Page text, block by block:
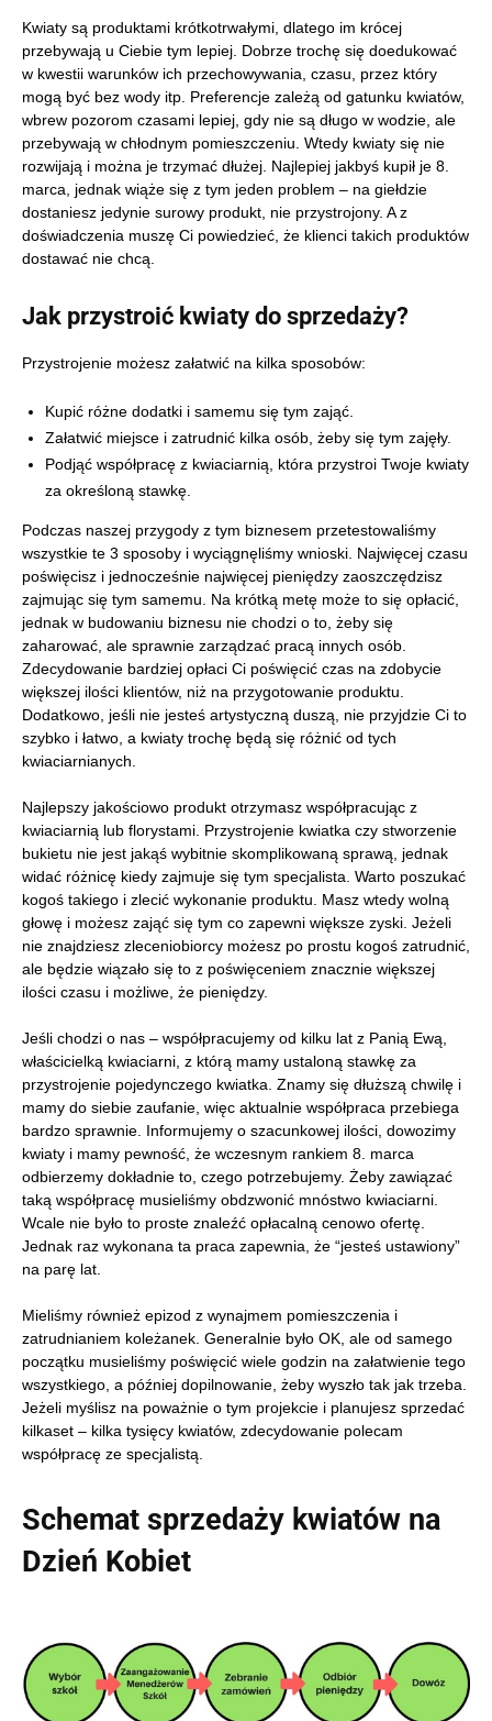
Kwiaty są produktami krótkotrwałymi, dlatego im krócej
przebywają u Ciebie tym lepiej. Dobrze trochę się doedukować
w kwestii warunków ich przechowywania, czasu, przez który
mogą być bez wody itp. Preferencje zależą od gatunku kwiatów,
wbrew pozorom czasami lepiej, gdy nie są długo w wodzie, ale
przebywają w chłodnym pomieszczeniu. Wtedy kwiaty się nie
rozwijają i można je trzymać dłużej. Najlepiej jakbyś kupił je 8.
marca, jednak wiąże się z tym jeden problem – na giełdzie
dostaniesz jedynie surowy produkt, nie przystrojony. A z
doświadczenia muszę Ci powiedzieć, że klienci takich produktów
dostawać nie chcą.
Jak przystroić kwiaty do sprzedaży?
Przystrojenie możesz załatwić na kilka sposobów:
Kupić różne dodatki i samemu się tym zająć.
Załatwić miejsce i zatrudnić kilka osób, żeby się tym zajęły.
Podjąć współpracę z kwiaciarnią, która przystroi Twoje kwiaty
za określoną stawkę.
Podczas naszej przygody z tym biznesem przetestowaliśmy
wszystkie te 3 sposoby i wyciągnęliśmy wnioski. Najwięcej czasu
poświęcisz i jednocześnie najwięcej pieniędzy zaoszczędzisz
zajmując się tym samemu. Na krótką metę może to się opłacić,
jednak w budowaniu biznesu nie chodzi o to, żeby się
zaharować, ale sprawnie zarządzać pracą innych osób.
Zdecydowanie bardziej opłaci Ci poświęcić czas na zdobycie
większej ilości klientów, niż na przygotowanie produktu.
Dodatkowo, jeśli nie jesteś artystyczną duszą, nie przyjdzie Ci to
szybko i łatwo, a kwiaty trochę będą się różnić od tych
kwiaciarnianych.
Najlepszy jakościowo produkt otrzymasz współpracując z
kwiaciarnią lub florystami. Przystrojenie kwiatka czy stworzenie
bukietu nie jest jakąś wybitnie skomplikowaną sprawą, jednak
widać różnicę kiedy zajmuje się tym specjalista. Warto poszukać
kogoś takiego i zlecić wykonanie produktu. Masz wtedy wolną
głowę i możesz zająć się tym co zapewni większe zyski. Jeżeli
nie znajdziesz zleceniobiorcy możesz po prostu kogoś zatrudnić,
ale będzie wiązało się to z poświęceniem znacznie większej
ilości czasu i możliwe, że pieniędzy.
Jeśli chodzi o nas – współpracujemy od kilku lat z Panią Ewą,
właścicielką kwiaciarni, z którą mamy ustaloną stawkę za
przystrojenie pojedynczego kwiatka. Znamy się dłuższą chwilę i
mamy do siebie zaufanie, więc aktualnie współpraca przebiega
bardzo sprawnie. Informujemy o szacunkowej ilości, dowozimy
kwiaty i mamy pewność, że wczesnym rankiem 8. marca
odbierzemy dokładnie to, czego potrzebujemy. Żeby zawiązać
taką współpracę musieliśmy obdzwonić mnóstwo kwiaciarni.
Wcale nie było to proste znaleźć opłacalną cenowo ofertę.
Jednak raz wykonana ta praca zapewnia, że “jesteś ustawiony”
na parę lat.
Mieliśmy również epizod z wynajmem pomieszczenia i
zatrudnianiem koleżanek. Generalnie było OK, ale od samego
początku musieliśmy poświęcić wiele godzin na załatwienie tego
wszystkiego, a później dopilnowanie, żeby wyszło tak jak trzeba.
Jeżeli myślisz na poważnie o tym projekcie i planujesz sprzedać
kilkaset – kilka tysięcy kwiatów, zdecydowanie polecam
współpracę ze specjalistą.
Schemat sprzedaży kwiatów na
Dzień Kobiet